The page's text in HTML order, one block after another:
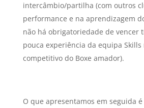
intercâmbio/partilha (com outros
performance e na aprendizagem
não há obrigatoriedade de vencer
pouca experiência da equipa Skills
competitivo do Boxe amador).
O que apresentamos em seguida